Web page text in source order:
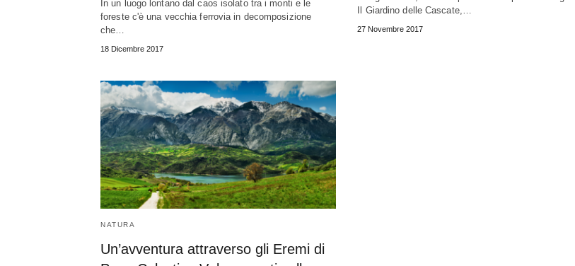
In un luogo lontano dal caos isolato tra i monti e le
foreste c'è una vecchia ferrovia in decomposizione
che…
18 Dicembre 2017
Il Giardino delle Cascate,…
27 Novembre 2017
NATURA
Un’avventura attraverso gli Eremi di